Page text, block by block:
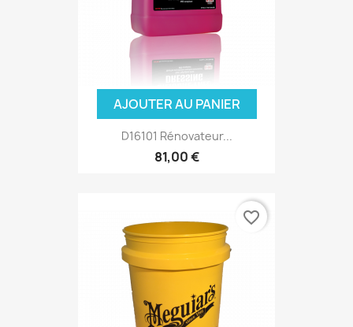
AJOUTER AU PANIER
D16101 Rénovateur...
81,00 €
favorite_border